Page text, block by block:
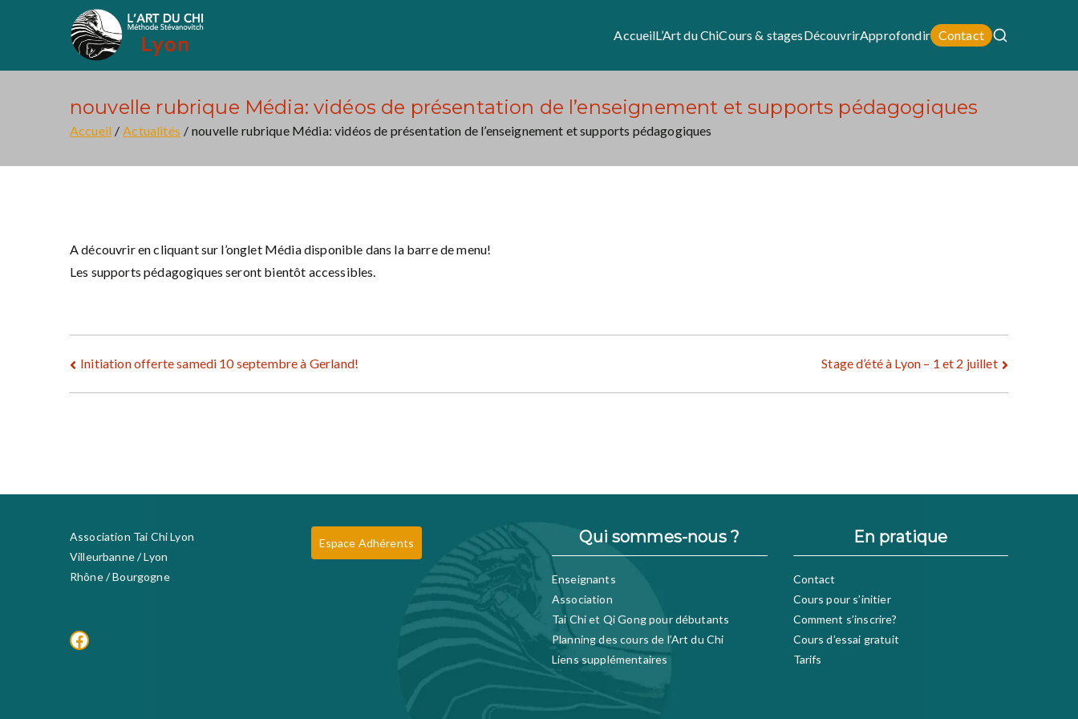
AccueilL’Art du ChiCours & stagesDécouvrirApprofondir Contact
nouvelle rubrique Média: vidéos de présentation de l’enseignement et supports pédagogiques
Accueil Actualités nouvelle rubrique Média: vidéos de présentation de l’enseignement et supports pédagogiques
A découvrir en cliquant sur l’onglet Média disponible dans la barre de menu!
Les supports pédagogiques seront bientôt accessibles.
Navigation
de
Initiation offerte samedi 10 septembre à Gerland! Stage d’été à Lyon – 1 et 2 juillet
Association Tai Chi Lyon
Villeurbanne / Lyon
Rhône / Bourgogne
Facebook
Espace Adhérents Qui sommes-nous ?
Enseignants
Association
Tai Chi et Qi Gong pour débutants
Planning des cours de l’Art du Chi
Liens supplémentaires
En pratique
Contact
Cours pour s’initier
Comment s’inscrire?
Cours d’essai gratuit
Tarifs